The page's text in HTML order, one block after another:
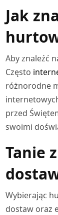
Jak
Aby znaleźć
Często
różnorodne
przed
swoimi
Tanie
Wybierając
dostaw oraz